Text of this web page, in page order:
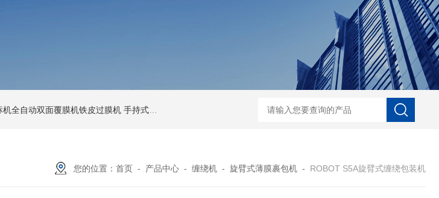
机全自动双面覆膜机铁皮过膜机 手持式激光打标机铁牌便携式打码机 自动协作码垛机纸箱码垛械手 DZ-760全自动
您的位置： 首页 - 产品中心 - 缠绕机 - 旋臂式薄膜裹包机 - ROBOT S5A旋臂式缠绕包装机